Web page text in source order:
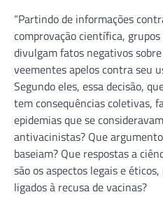
“Partindo de informações
comprovação científica,
divulgam fatos negativos
veementes apelos contra seu
Segundo eles, essa decisão,
tem consequências coletivas,
epidemias que se
antivacinistas? Que
baseiam? Que respostas a
são os aspectos legais e
ligados à recusa de vacinas?